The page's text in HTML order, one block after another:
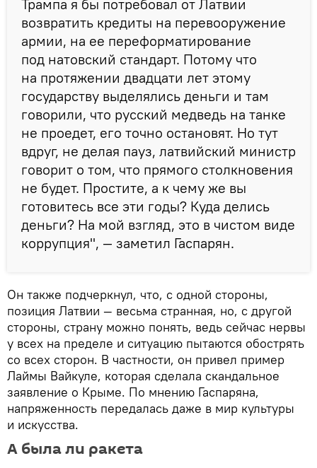
Трампа я бы потребовал от Латвии
возвратить кредиты на перевооружение
армии, на ее переформатирование
под натовский стандарт. Потому что
на протяжении двадцати лет этому
государству выделялись деньги и там
говорили, что русский медведь на танке
не проедет, его точно остановят. Но тут
вдруг, не делая пауз, латвийский министр
говорит о том, что прямого столкновения
не будет. Простите, а к чему же вы
готовитесь все эти годы? Куда делись
деньги? На мой взгляд, это в чистом виде
коррупция", — заметил Гаспарян.
Он также подчеркнул, что, с одной стороны,
позиция Латвии — весьма странная, но, с другой
стороны, страну можно понять, ведь сейчас нервы
у всех на пределе и ситуацию пытаются обострять
со всех сторон. В частности, он привел пример
Лаймы Вайкуле, которая сделала скандальное
заявление о Крыме. По мнению Гаспаряна,
напряженность передалась даже в мир культуры
и искусства.
А была ли ракета